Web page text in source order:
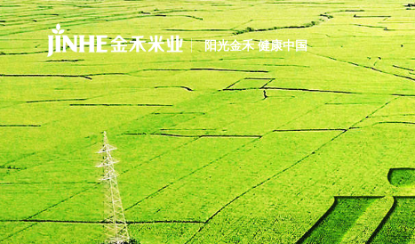
阳光金禾 健康中国